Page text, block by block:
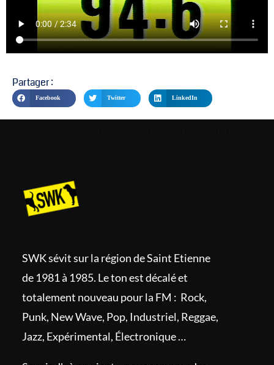
Partager :
Facebook Twitter LinkedIn
SWK sévit sur la région de Saint Etienne
de 1981 à 1985. Le ton est décalé et
totalement nouveau pour la FM : Rock,
Punk, New Wave, Pop, Industriel, Reggae,
Jazz, Expérimental, Électronique …